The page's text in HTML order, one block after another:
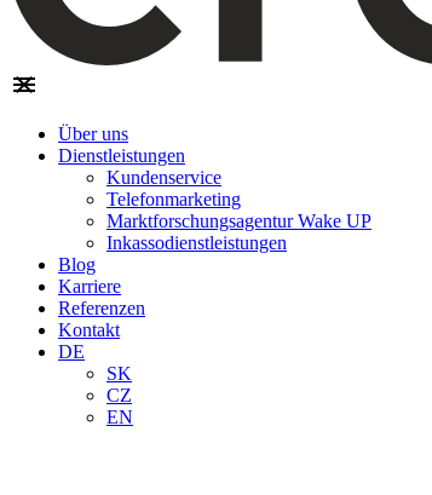
Über uns
Dienstleistungen
Kundenservice
Telefonmarketing
Marktforschungsagentur Wake UP
Inkassodienstleistungen
Blog
Karriere
Referenzen
Kontakt
DE
SK
CZ
EN